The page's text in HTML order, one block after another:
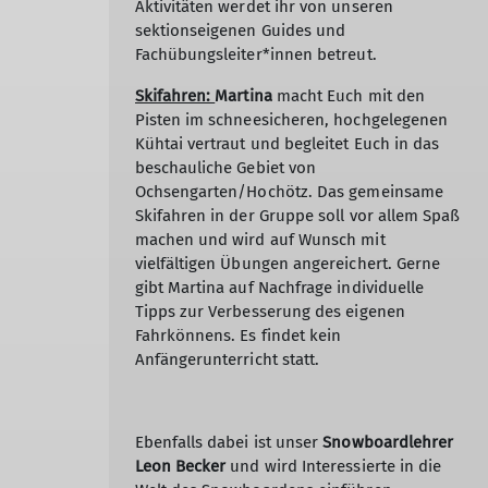
Aktivitäten werdet ihr von unseren
sektionseigenen Guides und
Fachübungsleiter*innen betreut.
Skifahren: Martinamacht Euch mit den
Pisten im schneesicheren, hochgelegenen
Kühtai vertraut und begleitet Euch in das
beschauliche Gebiet von
Ochsengarten/Hochötz. Das gemeinsame
Skifahren in der Gruppe soll vor allem Spaß
machen und wird auf Wunsch mit
vielfältigen Übungen angereichert. Gerne
gibt Martina auf Nachfrage individuelle
Tipps zur Verbesserung des eigenen
Fahrkönnens. Es findet kein
Anfängerunterricht statt.
Ebenfalls dabei ist unserSnowboardlehrer
Leon Beckerund wird Interessierte in die